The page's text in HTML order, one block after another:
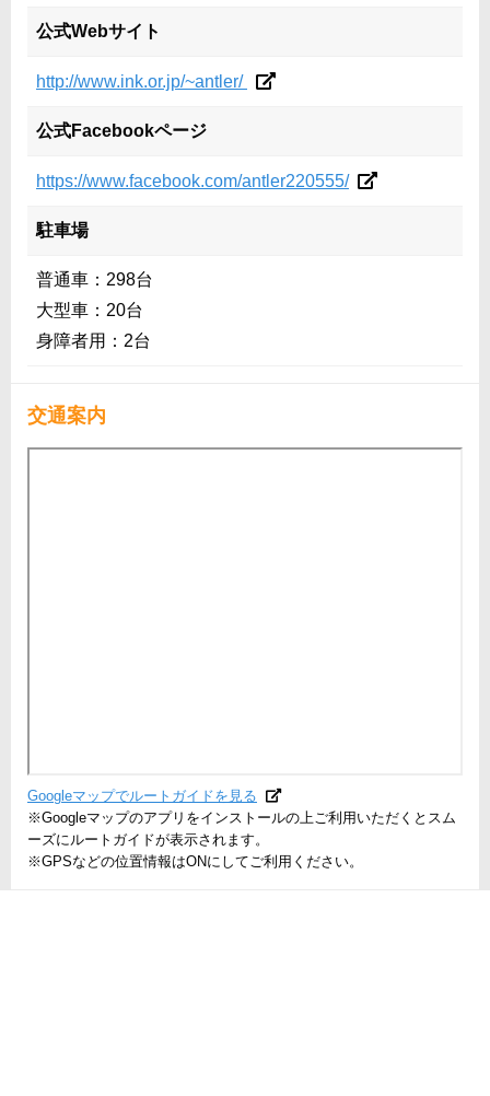
公式Webサイト
http://www.ink.or.jp/~antler/
公式Facebookページ
https://www.facebook.com/antler220555/
駐車場
普通車：298台
大型車：20台
身障者用：2台
交通案内
Googleマップでルートガイドを見る
※Googleマップのアプリをインストールの上ご利用いただくとスム
ーズにルートガイドが表示されます。
※GPSなどの位置情報はONにしてご利用ください。